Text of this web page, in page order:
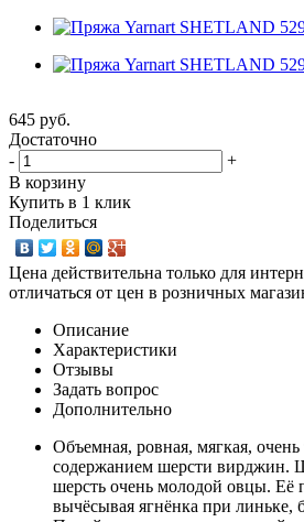
645 руб.
Достаточно
-
+
В корзину
Купить в 1 клик
Поделиться
Цена действительна только для
отличаться от цен в розничных
Описание
Характеристики
Отзывы
Задать вопрос
Дополнительно
Объемная, ровная, мягкая, очень
содержанием шерсти вирджин.
шерсть очень молодой овцы. Её
вычёсывая ягнёнка при линьке,